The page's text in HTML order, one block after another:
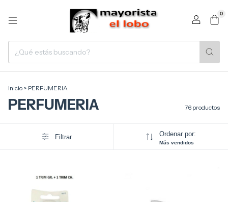
0
Inicio > PERFUMERIA
PERFUMERIA 76 productos
Filtrar Ordenar por:
Más vendidos